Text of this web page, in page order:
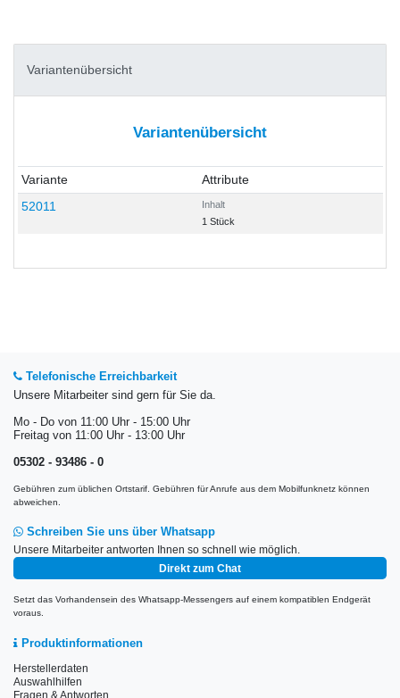
Variantenübersicht
Variantenübersicht
Variante
Attribute
52011
Inhalt
1 Stück
Telefonische Erreichbarkeit
Unsere Mitarbeiter sind gern für Sie da.
Mo - Do von 11:00 Uhr - 15:00 Uhr
Freitag von 11:00 Uhr - 13:00 Uhr
05302 - 93486 - 0
Gebühren zum üblichen Ortstarif. Gebühren für Anrufe aus dem Mobilfunknetz können
abweichen.
Schreiben Sie uns über Whatsapp
Unsere Mitarbeiter antworten Ihnen so schnell wie möglich.
Direkt zum Chat
Setzt das Vorhandensein des Whatsapp-Messengers auf einem kompatiblen Endgerät
voraus.
Produktinformationen
Herstellerdaten
Auswahlhilfen
Fragen & Antworten